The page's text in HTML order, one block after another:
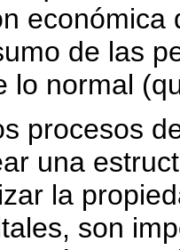
de las
lo normal
procesos
una
la
son